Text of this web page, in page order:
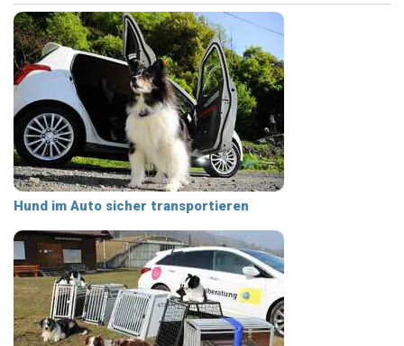
Hund im Auto sicher transportieren